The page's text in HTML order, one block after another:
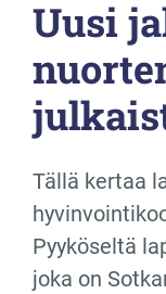
Uusi
Tällä kertaa
Pyyköseltä
joka on